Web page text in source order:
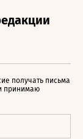
получать письма
принимаю